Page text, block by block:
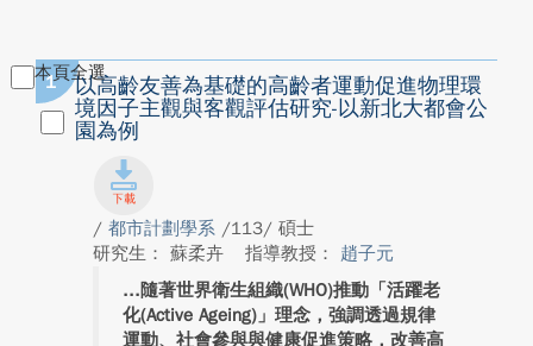
本頁全選
1
以高齡友善為基礎的高齡者運動促進物理環
境因子主觀與客觀評估研究-以新北大都會公
園為例
/ 都市計劃學系 /113/ 碩士
研究生： 蘇柔卉
指導教授： 趙子元
隨著世界衛生組織(WHO)推動「活躍老
化(Active Ageing)」理念，強調透過規律
運動、社會參與與健康促進策略，改善高